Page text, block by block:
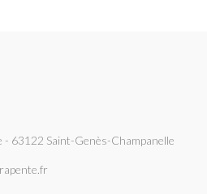
- 63122 Saint-Genès-Champanelle